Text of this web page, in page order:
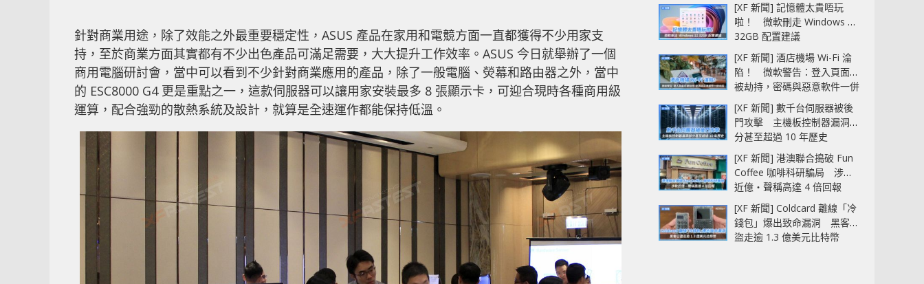
針對商業用途，除了效能之外最重要穩定性，ASUS 產品在家用和電競方面一直都獲得不少用家支
持，至於商業方面其實都有不少出色產品可滿足需要，大大提升工作效率。ASUS 今日就舉辦了一個
商用電腦研討會，當中可以看到不少針對商業應用的產品，除了一般電腦、熒幕和路由器之外，當中
的 ESC8000 G4 更是重點之一，這款伺服器可以讓用家安裝最多 8 張顯示卡，可迎合現時各種商用級
運算，配合強勁的散熱系統及設計，就算是全速運作都能保持低溫。
[XF 新聞] 記憶體太貴唔玩
啦！ 微軟刪走 Windows 11
32GB 配置建議
[XF 新聞] 酒店機場 Wi-Fi 淪
陷！ 微軟警告：登入頁面可
被劫持，密碼與惡意軟件一併
中招
[XF 新聞] 數千台伺服器被後
門攻擊 主機板控制器漏洞部
分甚至超過 10 年歷史
[XF 新聞] 港澳聯合搗破 Fun
Coffee 咖啡科研騙局 涉款
近億‧聲稱高達 4 倍回報
[XF 新聞] Coldcard 離線「冷
錢包」爆出致命漏洞 黑客已
盜走逾 1.3 億美元比特幣